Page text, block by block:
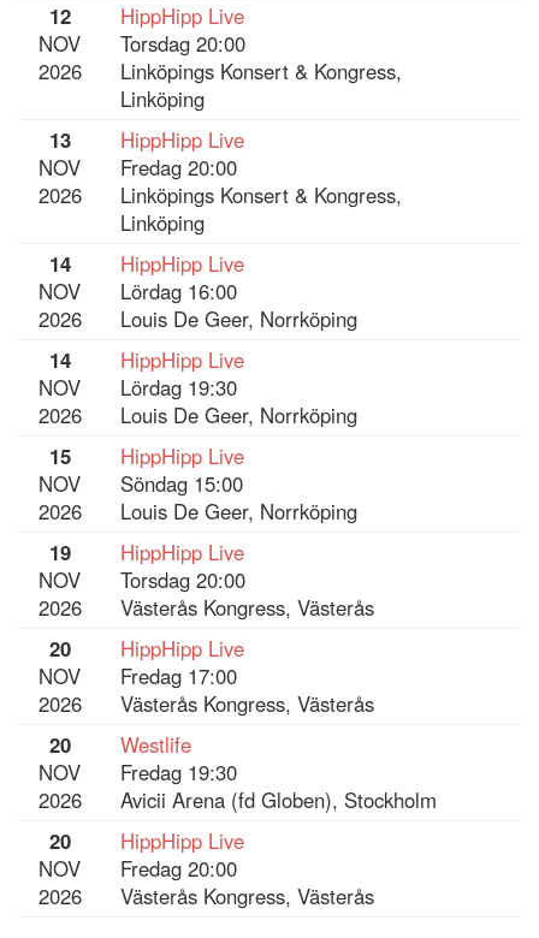
12
NOV
2026
HippHipp Live
Torsdag 20:00
Linköpings Konsert & Kongress,
Linköping
13
NOV
2026
HippHipp Live
Fredag 20:00
Linköpings Konsert & Kongress,
Linköping
14
NOV
2026
HippHipp Live
Lördag 16:00
Louis De Geer, Norrköping
14
NOV
2026
HippHipp Live
Lördag 19:30
Louis De Geer, Norrköping
15
NOV
2026
HippHipp Live
Söndag 15:00
Louis De Geer, Norrköping
19
NOV
2026
HippHipp Live
Torsdag 20:00
Västerås Kongress, Västerås
20
NOV
2026
HippHipp Live
Fredag 17:00
Västerås Kongress, Västerås
20
NOV
2026
Westlife
Fredag 19:30
Avicii Arena (fd Globen), Stockholm
20
NOV
2026
HippHipp Live
Fredag 20:00
Västerås Kongress, Västerås